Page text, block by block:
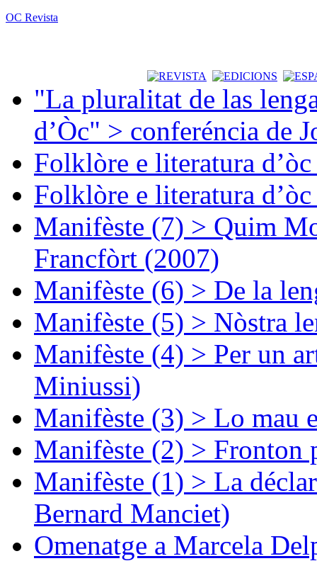
OC Revista
"La pluralitat de las
d’Òc" > conferéncia de
Folklòre e literatura
Folklòre e literatura
Manifèste (7) > Quim
Francfòrt (2007)
Manifèste (6) > De la
Manifèste (5) > Nòstra
Manifèste (4) > Per un
Miniussi)
Manifèste (3) > Lo mau
Manifèste (2) > Fronton
Manifèste (1) > La
Bernard Manciet)
Omenatge a Marcela